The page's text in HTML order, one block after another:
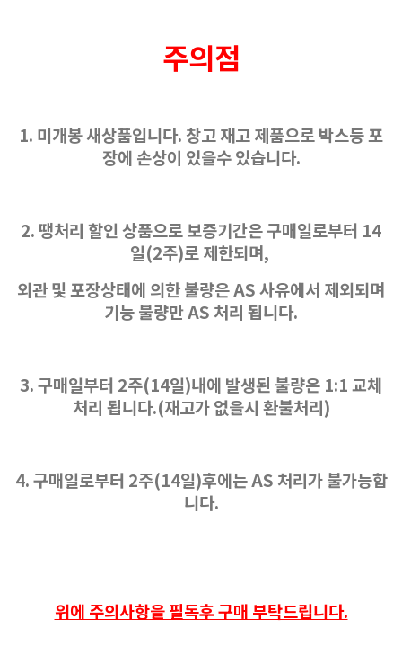
주의점
1. 미개봉 새상품입니다. 창고 재고 제품으로 박스등 포
장에 손상이 있을수 있습니다.
2. 땡처리 할인 상품으로 보증기간은 구매일로부터 14
일(2주)로 제한되며,
외관 및 포장상태에 의한 불량은 AS 사유에서 제외되며
기능 불량만 AS 처리 됩니다.
3. 구매일부터 2주(14일)내에 발생된 불량은 1:1 교체
처리 됩니다.(재고가 없을시 환불처리)
4. 구매일로부터 2주(14일)후에는 AS 처리가 불가능합
니다.
위에 주의사항을 필독후 구매 부탁드립니다.